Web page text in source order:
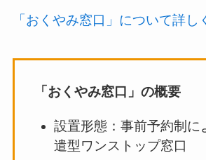
「おくやみ窓口」について詳し
「おくやみ窓口」の概要
設置形態：事前予約制に
遣型ワンストップ窓口